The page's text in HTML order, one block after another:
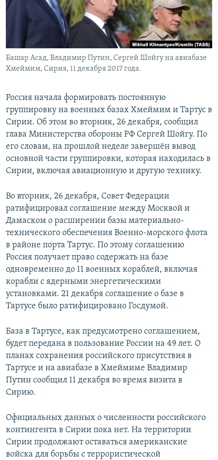
Башар Асад, Владимир Путин, Сергей Шойгу на авиабазе
Хмеймим, Сирия, 11 декабря 2017 года.
Россия начала формировать постоянную
группировку на военных базах Хмеймим и Тартус в
Сирии. Об этом во вторник, 26 декабря, сообщил
глава Министерства обороны РФ Сергей Шойгу. По
его словам, на прошлой неделе завершён вывод
основной части группировки, которая находилась в
Сирии, включая авиационную и другую технику.
Во вторник, 26 декабря, Совет Федерации
ратифицировал соглашение между Москвой и
Дамаском о расширении базы материально-
технического обеспечения Военно-морского флота
в районе порта Тартус. По этому соглашению
Россия получает право содержать на базе
одновременно до 11 военных кораблей, включая
корабли с ядерными энергетическими
установками. 21 декабря соглашение о базе в
Тартусе было ратифицировано Госдумой.
База в Тартусе, как предусмотрено соглашением,
будет передана в пользование России на 49 лет. О
планах сохранения российского присутствия в
Тартусе и на авиабазе в Хмеймиме Владимир
Путин сообщил 11 декабря во время визита в
Сирию.
Официальных данных о численности российского
контингента в Сирии пока нет. На территории
Сирии продолжают оставаться американские
войска для борьбы с террористической